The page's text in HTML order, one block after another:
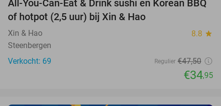
26%
TODAY
All-You-Can-Eat & Drink sushi en Korean BBQ
of hotpot (2,5 uur) bij Xin & Hao
Xin & Hao 8.8 star
Steenbergen
Verkocht: 69
Regulier €47,50
€34,95